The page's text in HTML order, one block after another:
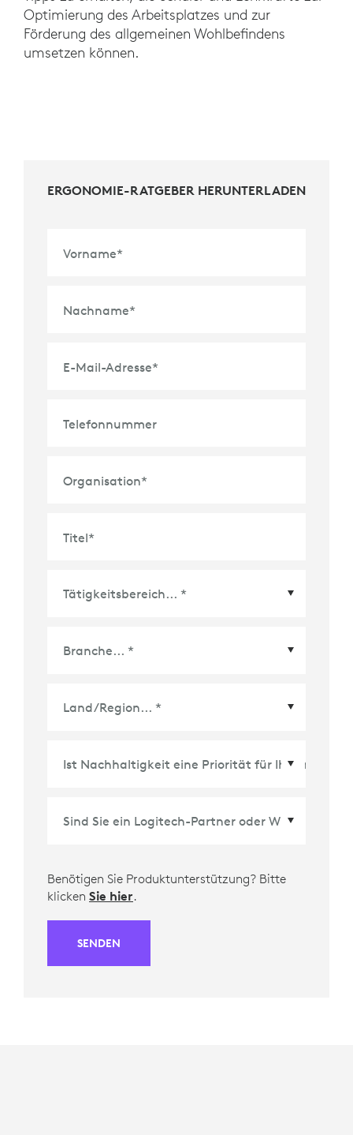
Optimierung des Arbeitsplatzes und zur
Förderung des allgemeinen Wohlbefindens
umsetzen können.
ERGONOMIE-RATGEBER HERUNTERLADEN
Vorname*
Nachname*
E-Mail-Adresse*
Telefonnummer
Organisation*
Titel*
Benötigen Sie Produktunterstützung? Bitte
klicken Sie hier.
SENDEN